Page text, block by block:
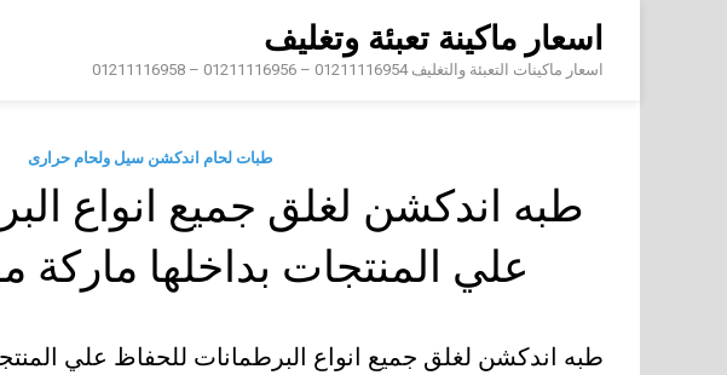
content
اسعار ماكينة تعبئة وتغليف
اسعار ماكينات التعبئة والتغليف 01211116954 – 01211116956 – 01211116958
طبات لحام اندكشن سيل ولحام حرارى
طبه اندكشن لغلق جميع انواع
علي المنتجات بداخلها
طبه اندكشن لغلق جميع انواع البرطمانات للحفاظ علي